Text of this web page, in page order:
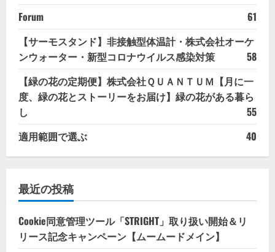
Forum
61
【サーモスタンド】非接触型体温計・株式会社オーケ
ンウォーター・新型コロナウイルス感染対策
58
【緑の花の定期便】株式会社ＱＵＡＮＴＵＭ【月に一
度、緑の花とストーリーをお届け】緑の花がある暮ら
し
55
適用範囲で選ぶ
40
最近の投稿
Cookie同意管理ツール「STRIGHT」取り扱い開始＆リ
リース記念キャンペーン【ムームードメイン】